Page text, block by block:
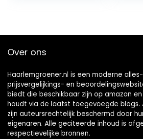
Over ons
Haarlemgroener.nl is een moderne
prijsvergelijkings- en
biedt die beschikbaar zijn op amazon
houdt via de laatst toegevoegde blogs.
zijn auteursrechtelijk beschermd door
eigenaren. Alle geciteerde inhoud is
respectievelijke bronnen.